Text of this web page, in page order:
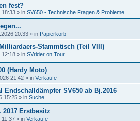
fest?
18:33 » in SV650 - Technische Fragen & Probleme
20:33 » in Papierkorb
Stammtisch (Teil VIII)
12:18 » in SVrider on Tour
(Hardy Moto)
21:42 » in Verkaufe
Endschalldämpfer SV650 ab Bj.2016
15:25 » in Suche
2017 Erstbesitz
» in Verkaufe